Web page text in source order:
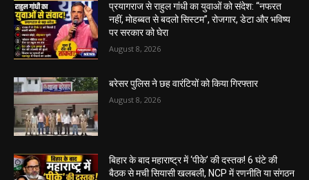
प्रयागराज से राहुल गांधी का युवाओं को संदेश: “नफरत
नहीं, मोहब्बत से बदलो सिस्टम”, रोजगार, डेटा और भविष्य
पर सरकार को घेरा
August 8, 2026
बरेसर पुलिस ने छह वारंटियों को किया गिरफ्तार
August 8, 2026
बिहार के बाद महाराष्ट्र में ‘पीके’ की दस्तक! 6 घंटे की
बैठक से मची सियासी खलबली, NCP में रणनीति या संगठन